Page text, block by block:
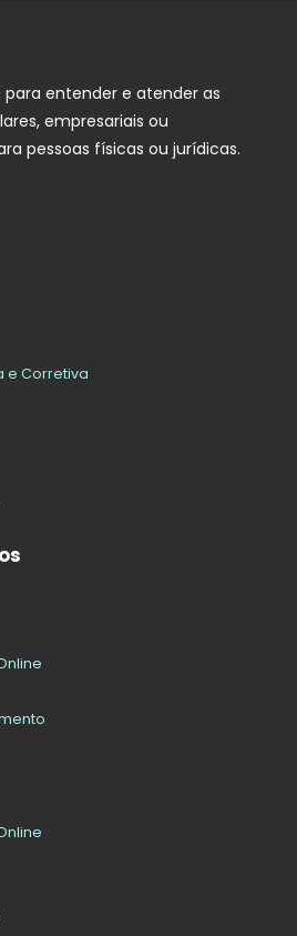
para entender e atender as
empresariais ou
pessoas físicas ou jurídicas.
e Corretiva